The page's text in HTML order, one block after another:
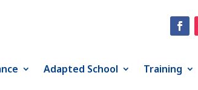
Adapted School Training